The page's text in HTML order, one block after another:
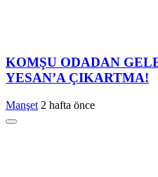
KOMŞU ODADAN
YESAN’A ÇIKARTMA!
Manşet 2 hafta önce